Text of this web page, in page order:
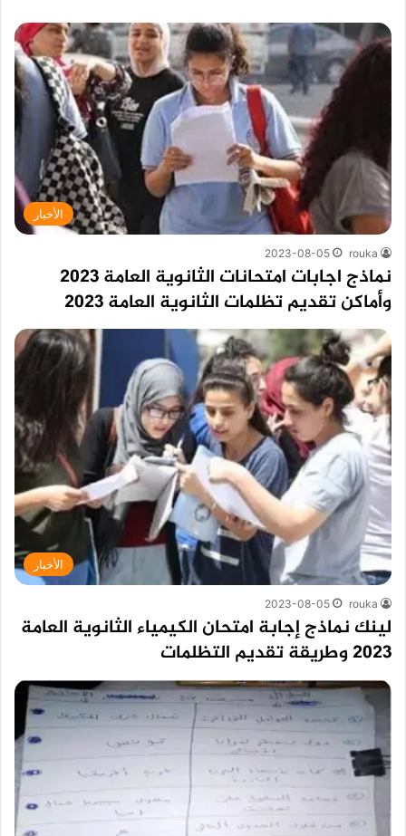
الأخبار
rouka
2023-08-05
نماذج اجابات امتحانات الثانوية العامة 2023
وأماكن تقديم تظلمات الثانوية العامة 2023
الأخبار
rouka
2023-08-05
لينك نماذج إجابة امتحان الكيمياء الثانوية العامة
2023 وطريقة تقديم التظلمات